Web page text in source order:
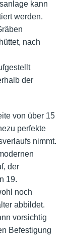
kann
werden.
nach
der
von über 15
perfekte
nimmt.
der
19.
noch
abbildet.
vorsichtig
Befestigung